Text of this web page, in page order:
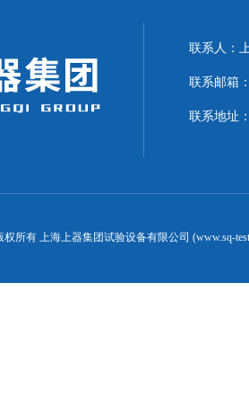
联系人：
联系邮箱
联系地址
权所有 上海上器集团试验设备有限公司 (www.sq-